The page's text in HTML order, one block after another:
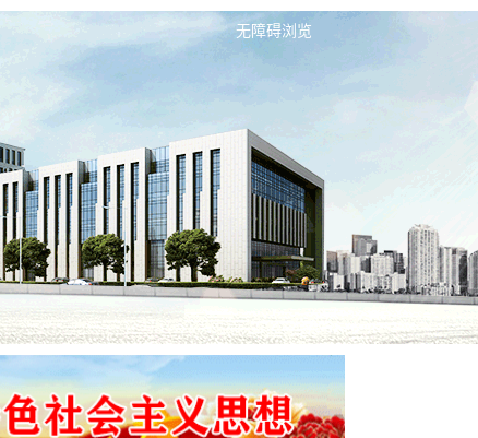
无障碍浏览